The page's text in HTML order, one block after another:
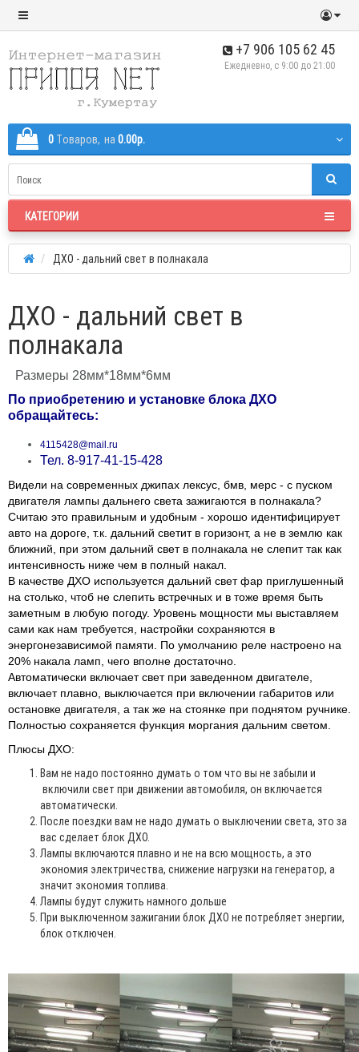
+7 906 105 62 45
Ежедневно, с 9:00 до 21:00
0 Tоваров, на 0.00р.
КАТЕГОРИИ
ДХО - дальний свет в полнакала
ДХО - дальний свет в
полнакала
Размеры 28мм*18мм*6мм
По приобретению и установке блока ДХО
обращайтесь:
4115428@mail.ru
Тел. 8-917-41-15-428
Видели на современных джипах лексус, бмв, мерс - с пуском
двигателя лампы дальнего света зажигаются в полнакала?
Считаю это правильным и удобным - хорошо идентифицирует
авто на дороге, т.к. дальний светит в горизонт, а не в землю как
ближний, при этом дальний свет в полнакала не слепит так как
интенсивность ниже чем в полный накал.
В качестве ДХО используется дальний свет фар приглушенный
на столько, чтоб не слепить встречных и в тоже время быть
заметным в любую погоду. Уровень мощности мы выставляем
сами как нам требуется, настройки сохраняются в
энергонезависимой памяти. По умолчанию реле настроено на
20% накала ламп, чего вполне достаточно.
Автоматически включает свет при заведенном двигателе,
включает плавно, выключается при включении габаритов или
остановке двигателя, а так же на стоянке при поднятом ручнике.
Полностью сохраняется функция моргания дальним светом.
Плюсы ДХО:
Вам не надо постоянно думать о том что вы не забыли и
включили свет при движении автомобиля, он включается
автоматически.
После поездки вам не надо думать о выключении света, это за
вас сделает блок ДХО.
Лампы включаются плавно и не на всю мощность, а это
экономия электричества, снижение нагрузки на генератор, а
значит экономия топлива.
Лампы будут служить намного дольше
При выключенном зажигании блок ДХО не потребляет энергии,
блок отключен.